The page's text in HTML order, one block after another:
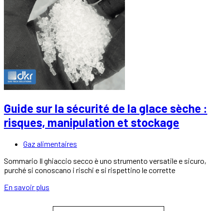
Guide sur la sécurité de la glace sèche :
risques, manipulation et stockage
Gaz alimentaires
Sommario Il ghiaccio secco è uno strumento versatile e sicuro,
purché si conoscano i rischi e si rispettino le corrette
En savoir plus